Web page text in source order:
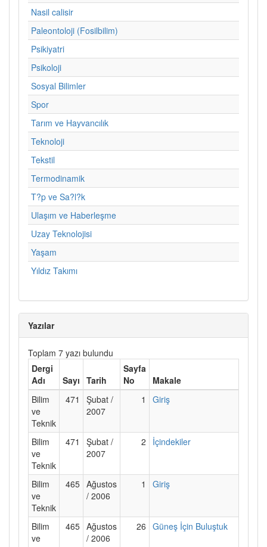
Nasil calisir
Paleontoloji (Fosilbilim)
Psikiyatri
Psikoloji
Sosyal Bilimler
Spor
Tarım ve Hayvancılık
Teknoloji
Tekstil
Termodinamik
T?p ve Sa?l?k
Ulaşım ve Haberleşme
Uzay Teknolojisi
Yaşam
Yıldız Takımı
Yazılar
Toplam 7 yazı bulundu
Dergi
Adı
Sayı Tarih
Sayfa
No
Makale
Bilim
ve
Teknik
471
Şubat /
2007
1 Giriş
Bilim
ve
Teknik
471
Şubat /
2007
2 İçindekiler
Bilim
ve
Teknik
465 Ağustos
/ 2006
1 Giriş
Bilim
ve
465 Ağustos
/ 2006
26 Güneş İçin Buluştuk